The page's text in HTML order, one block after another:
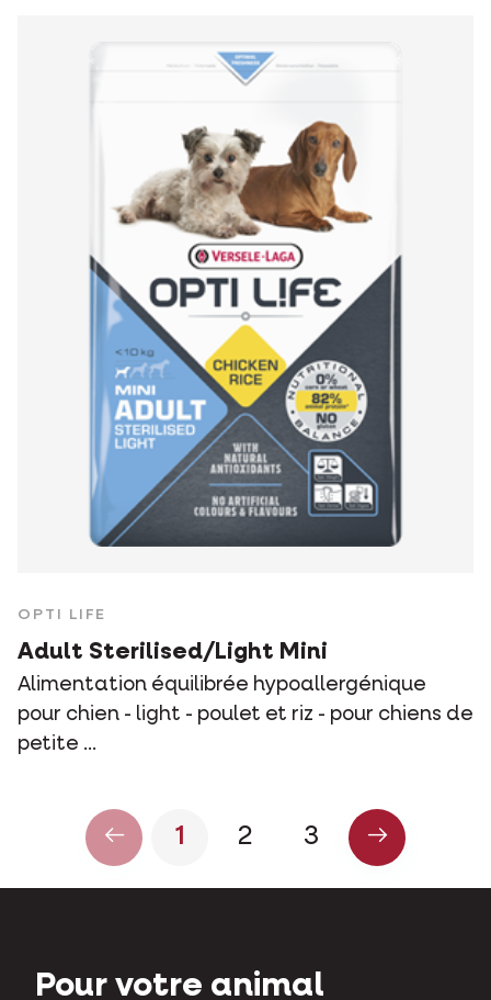
OPTI LIFE
Adult Sterilised/Light Mini
Alimentation équilibrée hypoallergénique
pour chien - light - poulet et riz - pour chiens de
petite ...
1 2 3
Pour votre animal